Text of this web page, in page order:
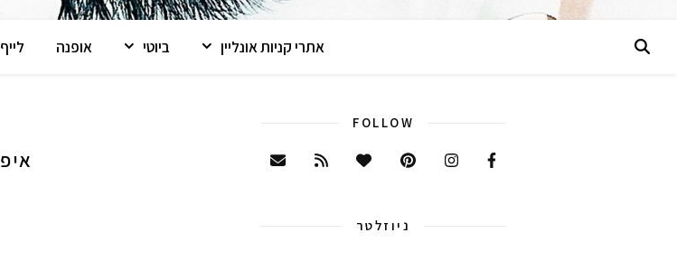
אתרי קניות אונליין ביוטי אופנה
FOLLOW
ניוזלטר